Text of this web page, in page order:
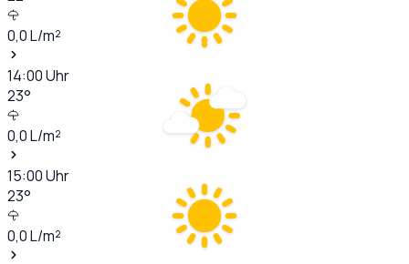
0,0L/m²
14:00Uhr
23°
0,0L/m²
15:00Uhr
23°
0,0L/m²